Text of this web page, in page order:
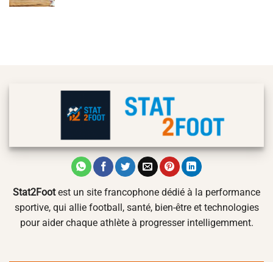
Stat2Footest un site francophone dédié à la performance
sportive, qui allie football, santé, bien-être et technologies
pour aider chaque athlète à progresser intelligemment.